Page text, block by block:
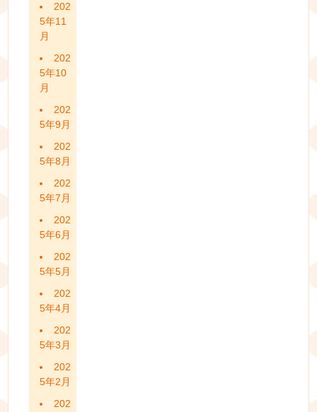
202
5年11
月
202
5年10
月
202
5年9月
202
5年8月
202
5年7月
202
5年6月
202
5年5月
202
5年4月
202
5年3月
202
5年2月
202